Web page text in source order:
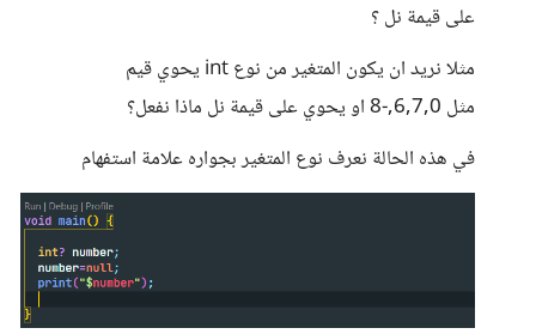
على قيمة نل ؟
مثلا نريد ان يكون المتغير من نوع int يحوي قيم
مثل 6,7,0,-8 او يحوي على قيمة نل ماذا نفعل؟
في هذه الحالة نعرف نوع المتغير بجواره علامة استفهام